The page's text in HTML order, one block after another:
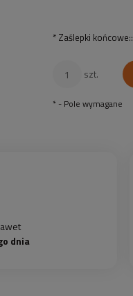
* Zaślepki końcowe::
szt.
* - Pole wymagane
dnia